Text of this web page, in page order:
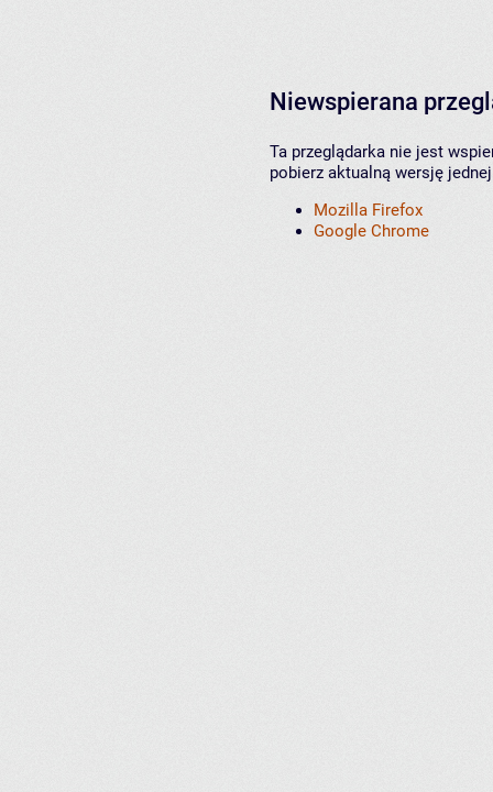
Niewspierana
Ta przeglądarka nie jest
pobierz aktualną wersję
Mozilla Firefox
Google Chrome